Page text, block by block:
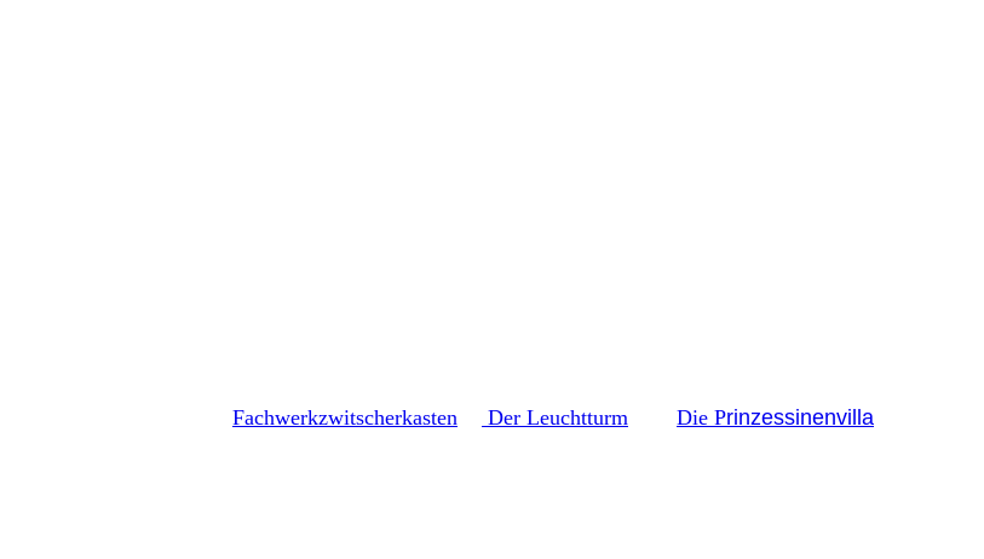
Fachwerkzwitscherkasten Der Leuchtturm Die Prinzessinenvilla